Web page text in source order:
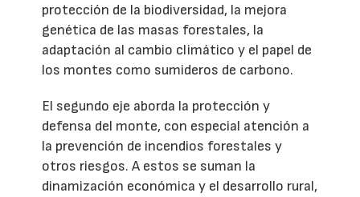
protección de la biodiversidad, la mejora
genética de las masas forestales, la
adaptación al cambio climático y el papel de
los montes como sumideros de carbono.
El segundo eje aborda la protección y
defensa del monte, con especial atención a
la prevención de incendios forestales y
otros riesgos. A estos se suman la
dinamización económica y el desarrollo rural,